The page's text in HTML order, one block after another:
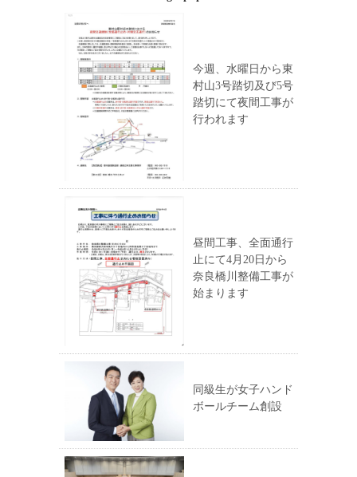
今週、水曜日から東
村山3号踏切及び5号
踏切にて夜間工事が
行われます
昼間工事、全面通行
止にて4月20日から
奈良橋川整備工事が
始まります
同級生が女子ハンド
ボールチーム創設